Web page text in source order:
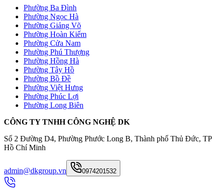
Phường Ba Đình
Phường Ngọc Hà
Phường Giảng Võ
Phường Hoàn Kiếm
Phường Cửa Nam
Phường Phú Thượng
Phường Hồng Hà
Phường Tây Hồ
Phường Bồ Đề
Phường Việt Hưng
Phường Phúc Lợi
Phường Long Biên
CÔNG TY TNHH CÔNG NGHỆ DK
Số 2 Đường D4, Phường Phước Long B, Thành phố Thủ Đức, TP
Hồ Chí Minh
admin@dkgroup.vn 0974201532